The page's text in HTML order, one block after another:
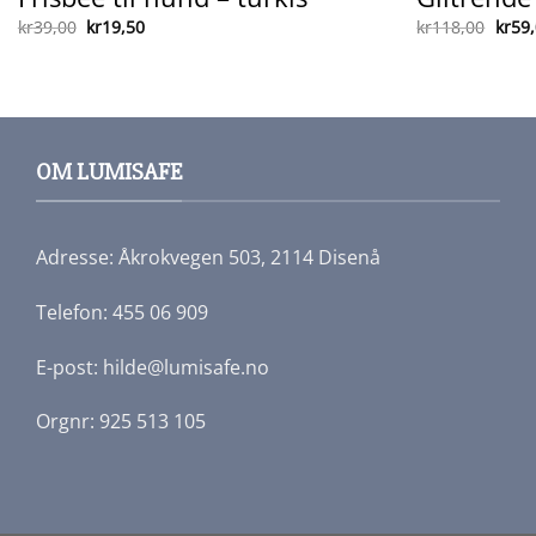
kr39,00 Opprinnelig
kr19,50Nåværende kr118,00 kr
OM LUMISAFE
Adresse: Åkrokvegen 503, 2114 Disenå
Telefon: 455 06 909
E-post: hilde@lumisafe.no
Orgnr: 925 513 105